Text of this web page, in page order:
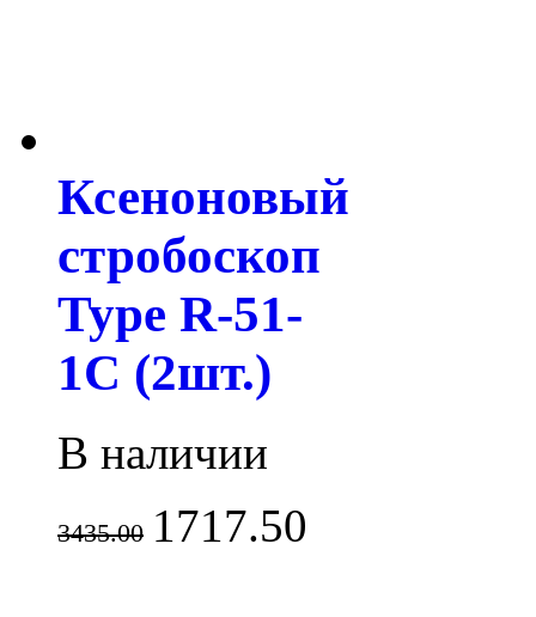
Ксеноновый
стробоскоп
Type R-51-
1C (2шт.)
В наличии
3435.00 1717.50